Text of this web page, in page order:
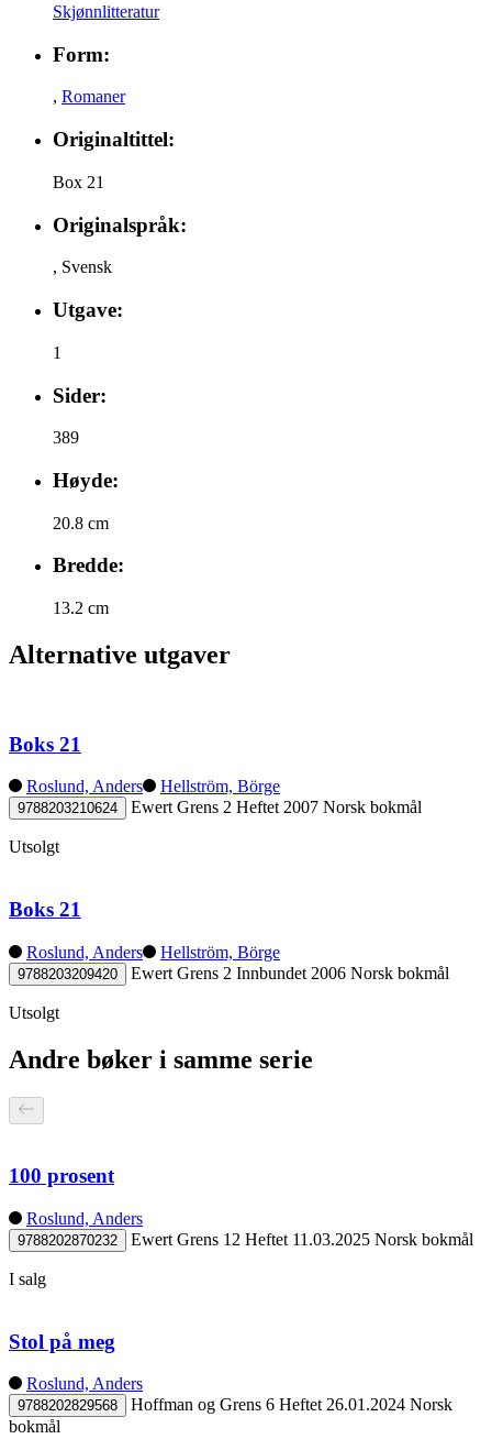
Skjønnlitteratur
Form:
, Romaner
Originaltittel:
Box 21
Originalspråk:
, Svensk
Utgave:
1
Sider:
389
Høyde:
20.8 cm
Bredde:
13.2 cm
Alternative utgaver
Boks 21
Roslund, Anders Hellström, Börge
9788203210624 Ewert Grens 2 Heftet 2007 Norsk bokmål
Utsolgt
Boks 21
Roslund, Anders Hellström, Börge
9788203209420 Ewert Grens 2 Innbundet 2006 Norsk bokmål
Utsolgt
Andre bøker i samme serie
100 prosent
Roslund, Anders
9788202870232 Ewert Grens 12 Heftet 11.03.2025 Norsk bokmål
I salg
Stol på meg
Roslund, Anders
9788202829568 Hoffman og Grens 6 Heftet 26.01.2024 Norsk
bokmål